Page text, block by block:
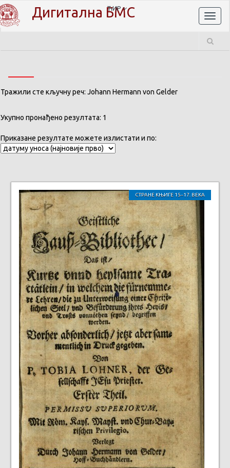
Дигитална БМС
ЋИР
Тражили сте кључну реч: Johann Hermann von Gelder
Укупно пронађено резултата: 1
Приказане резултате можете излистати и по:
СТРАНЕ КЊИГЕ 15–17. ВЕКА